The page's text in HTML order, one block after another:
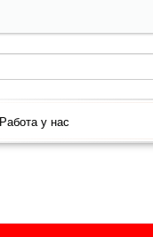
Работа у нас